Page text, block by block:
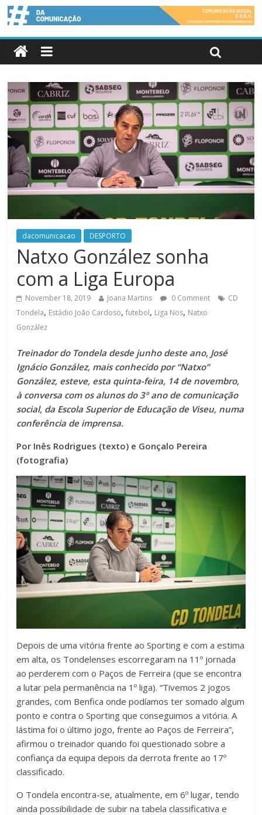
dacomunicacao DESPORTO
Natxo González sonha
com a Liga Europa
November 18, 2019 Joana Martins 0 Comment
CD
Tondela, Estádio João Cardoso,futebol, Liga Nos, Natxo
González
Treinador do Tondela desde junho deste ano, José
Ignácio González, mais conhecido por “Natxo”
González, esteve, esta quinta-feira, 14 de novembro,
à conversa com os alunos do 3º ano de comunicação
social, da Escola Superior de Educação de Viseu, numa
conferência de imprensa.
Por Inês Rodrigues (texto) e Gonçalo Pereira
(fotografia)
Depois de uma vitória frente ao Sporting e com a estima
em alta, os Tondelenses escorregaram na 11º jornada
ao perderem com o Paços de Ferreira (que se encontra
a lutar pela permanência na 1º liga). “Tivemos 2 jogos
grandes, com Benfica onde podíamos ter somado algum
ponto e contra o Sporting que conseguimos a vitória. A
lástima foi o último jogo, frente ao Paços de Ferreira”,
afirmou o treinador quando foi questionado sobre a
confiança da equipa depois da derrota frente ao 17º
classificado.
O Tondela encontra-se, atualmente, em 6º lugar, tendo
ainda possibilidade de subir na tabela classificativa e